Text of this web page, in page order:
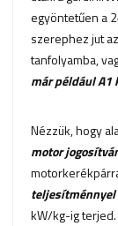
egyöntetűen a
szerephez jut
tanfolyamba,
már például A1
Nézzük, hogy
motor
teljesítménnyel
kW/kg-ig